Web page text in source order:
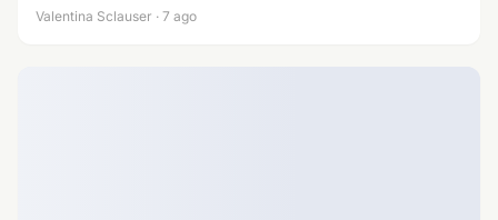
Valentina Sclauser · 7 ago